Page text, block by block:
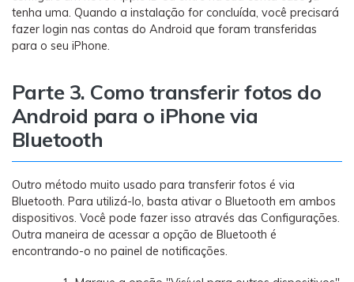
tenha uma. Quando a instalação for concluída, você precisará
fazer login nas contas do Android que foram transferidas
para o seu iPhone.
Parte 3. Como transferir fotos do
Android para o iPhone via
Bluetooth
Outro método muito usado para transferir fotos é via
Bluetooth. Para utilizá-lo, basta ativar o Bluetooth em ambos
dispositivos. Você pode fazer isso através das Configurações.
Outra maneira de acessar a opção de Bluetooth é
encontrando-o no painel de notificações.